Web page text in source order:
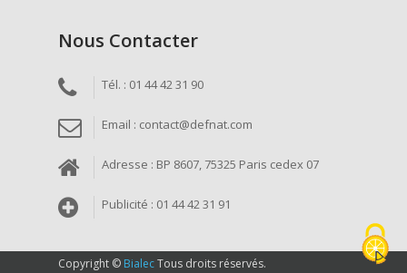
Nous Contacter
Tél. : 01 44 42 31 90
Email : contact@defnat.com
Adresse : BP 8607, 75325 Paris cedex 07
Publicité : 01 44 42 31 91
Copyright © BialecTous droits réservés.